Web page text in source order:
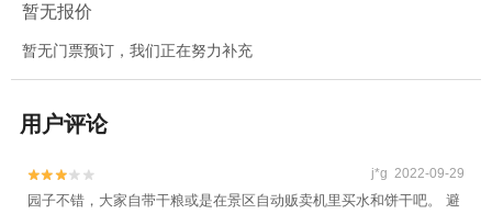
暂无报价
暂无门票预订，我们正在努力补充
用户评论

 j*g 2022-09-29
园子不错，大家自带干粮或是在景区自动贩卖机里买水和饼干吧。 避